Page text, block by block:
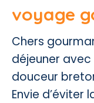
voyage
Chers
déjeuner
douceur
Envie